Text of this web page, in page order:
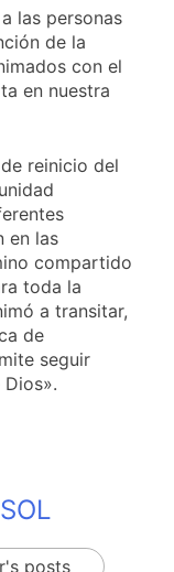
las personas
de la
con el
en nuestra
reinicio del
en las
compartido
toda la
a transitar,
de
seguir
posts